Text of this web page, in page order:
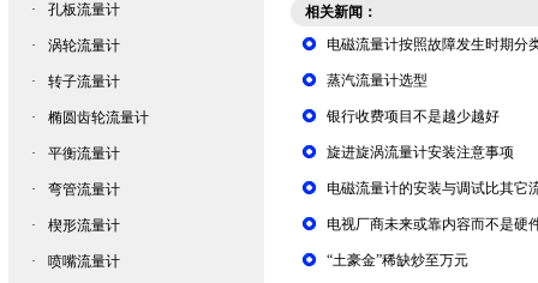
· 孔板流量计
· 涡轮流量计
· 转子流量计
· 椭圆齿轮流量计
· 平衡流量计
· 弯管流量计
· 楔形流量计
· 喷嘴流量计
相关新闻：
电磁流量计按照故障发生时期分
蒸汽流量计选型
银行收费项目不是越少越好
旋进旋涡流量计安装注意事项
电磁流量计的安装与调试比其它
电视厂商未来或靠内容而不是硬
“土豪金”稀缺炒至万元